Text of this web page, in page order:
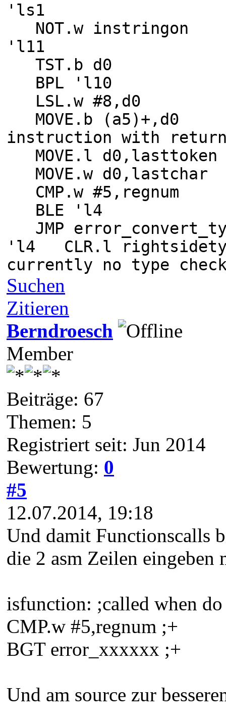
'ls1
NOT.w instringon
'l11
TST.b d0
BPL 'l10
LSL.w #8,d0
MOVE.b
instruction with
MOVE.l d0,lasttoken
MOVE.w d0,lastchar
CMP.w
BLE
JMP
'l4 CLR.l
currently no type
Suchen
Zitieren
Berndroesch
Member
Beiträge: 67
Themen: 5
Registriert seit: Jun 2014
Bewertung: 0
#5
12.07.2014, 19:18
Und damit Functionscalls
die 2 asm Zeilen eingeben
isfunction: ;called when
CMP.w #5,regnum ;+
BGT error_xxxxxx ;+
Und am source zur